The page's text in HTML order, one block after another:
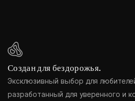
Создан для бездорожья.
Эксклюзивный выбор для
разработанный для уверенного и